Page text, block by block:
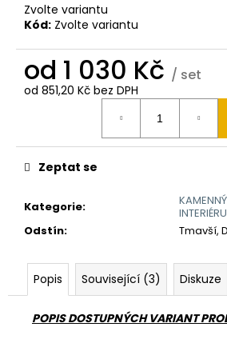
Zvolte variantu
Kód: Zvolte variantu
od 1 030 Kč / set
od 851,20 Kč bez DPH
Kategorie:
INTERIÉRU
Odstín: Tmavší,
Zeptat se
Popis Související (3) Diskuze
POPIS DOSTUPNÝCH VARIANT
o
p
o
č
u
e
m
e
POJIVO
EMZ
755